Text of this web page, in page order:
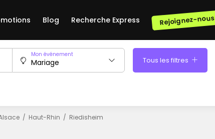
Blog Recherche Express Rejoignez-nous
Mon événement
Tous les filtres
Haut-Rhin Riedisheim